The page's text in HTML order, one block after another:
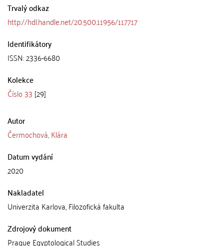
Trvalý odkaz
http://hdl.handle.net/20.500.11956/117717
Identifikátory
ISSN: 2336-6680
Kolekce
Číslo 33 [29]
Autor
Čermochová, Klára
Datum vydání
2020
Nakladatel
Univerzita Karlova, Filozofická fakulta
Zdrojový dokument
Prague Egyptological Studies